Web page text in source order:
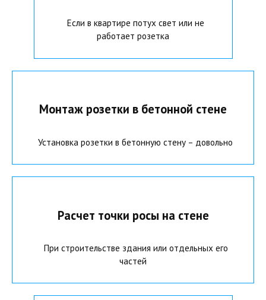
Если в квартире потух свет или не
работает розетка
Монтаж розетки в бетонной стене
Установка розетки в бетонную стену – довольно
Расчет точки росы на стене
При строительстве здания или отдельных его
частей